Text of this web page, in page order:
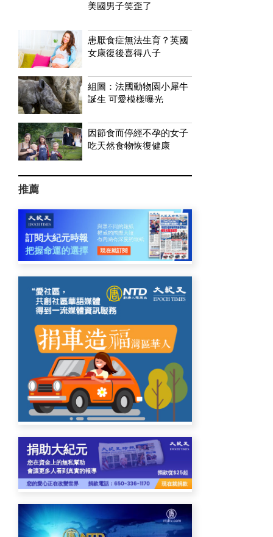
美國男子笑歪了
患厭食症無法生育？英國
女康復後喜得八子
組圖：法國動物園小犀牛
誕生 可愛模樣曝光
因節食而停經不孕的女子
吃天然食物恢復健康
推薦